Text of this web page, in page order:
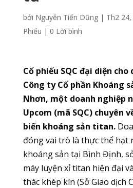
bởi Nguyễn Tiến Dũng| Th2
Phiếu | 0 Lời bình
Cổ phiếu SQC đại diện
Công ty Cổ phần Khoáng
Nhơn, một doanh nghiệp
Upcom (mã SQC) chuyên
biến khoáng sản titan.
đóng vai trò là thực thể hạt
khoáng sản tại Bình Định,
máy luyện xỉ titan hiện đại
thác khép kín (Sở Giao dịch